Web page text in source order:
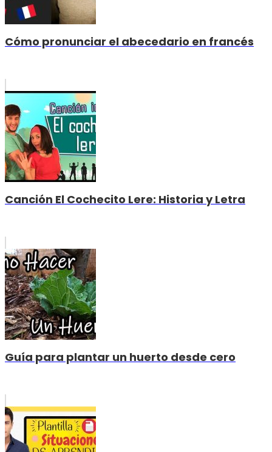
Cómo pronunciar el abecedario en francés
Canción El Cochecito Lere: Historia y Letra
Guía para plantar un huerto desde cero